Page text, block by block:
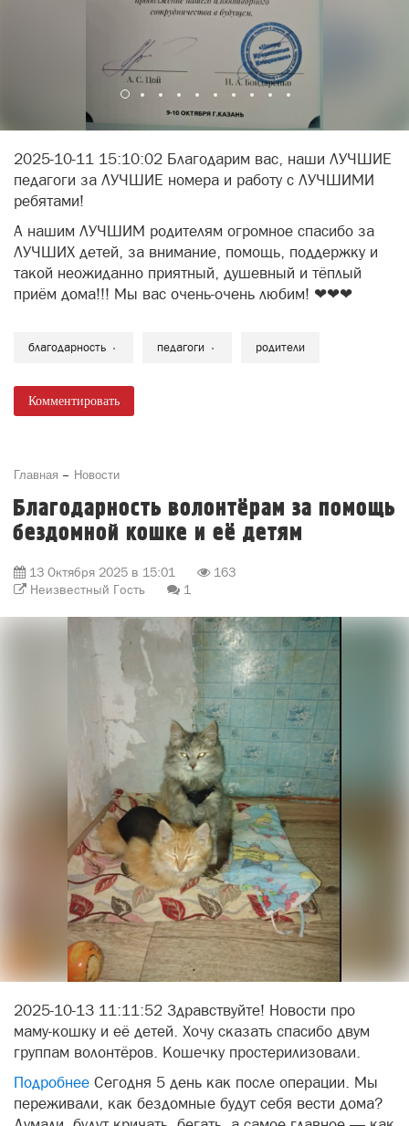
2025-10-11 15:10:02 Благодарим вас, наши ЛУЧШИЕ
педагоги за ЛУЧШИЕ номера и работу с ЛУЧШИМИ
ребятами!
А нашим ЛУЧШИМ родителям огромное спасибо за
ЛУЧШИХ детей, за внимание, помощь, поддержку и
такой неожиданно приятный, душевный и тёплый
приём дома!!! Мы вас очень-очень любим! ❤❤❤
благодарность педагоги родители
Комментировать
Главная Новости
Благодарность волонтёрам за помощь
бездомной кошке и её детям
13 Октября 2025 в 15:01
163
Неизвестный Гость
1
2025-10-13 11:11:52 Здравствуйте! Новости про
маму-кошку и её детей. Хочу сказать спасибо двум
группам волонтёров. Кошечку простерилизовали.
Подробнее Сегодня 5 день как после операции. Мы
переживали, как бездомные будут себя вести дома?